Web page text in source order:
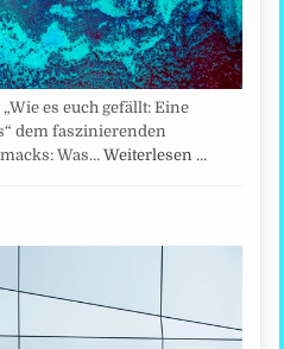
es euch gefällt: Eine
dem faszinierenden
Was…Weiterlesen …